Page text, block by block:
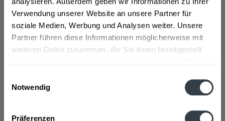
Verwendung unserer Website an unsere Partner für
soziale Medien, Werbung und Analysen weiter. Unsere
Partner führen diese Informationen möglicherweise mit
weiteren Daten zusammen, die Sie ihnen bereitgestellt
Notwendig
Präferenzen
Monnet Cognac
Monnet Cognac wird in den folgenden Regionen,
Städten, Orten und Postleitzahl-Gebieten geliefert